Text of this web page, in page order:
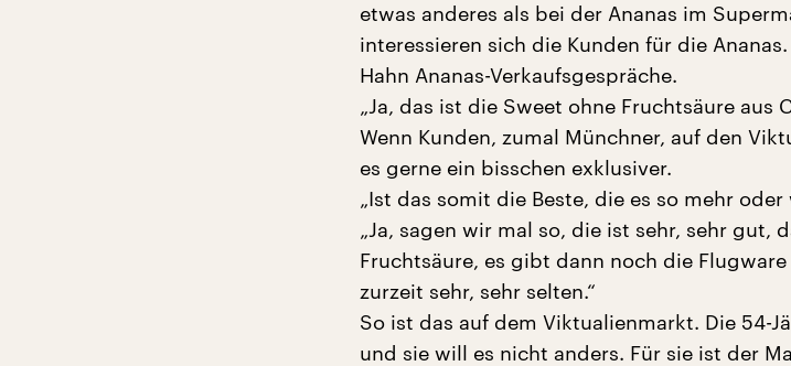
etwas anderes als bei der Ananas im
interessieren sich die Kunden für die
Hahn Ananas-Verkaufsgespräche.
„Ja, das ist die Sweet ohne Fruchtsäure aus
Wenn Kunden, zumal Münchner, auf den
es gerne ein bisschen exklusiver.
„Ist das somit die Beste, die es so mehr
„Ja, sagen wir mal so, die ist sehr, sehr gut,
Fruchtsäure, es gibt dann noch die
zurzeit sehr, sehr selten.“
So ist das auf dem Viktualienmarkt. Die 54-
und sie will es nicht anders. Für sie ist der